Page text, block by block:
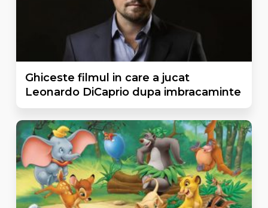
Ghiceste filmul in care a jucat
Leonardo DiCaprio dupa imbracaminte